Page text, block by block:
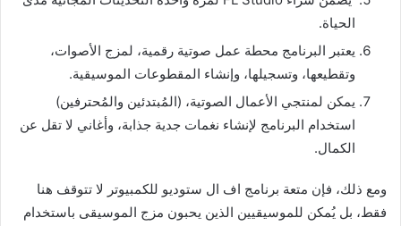
الحياة.
يعتبر البرنامج محطة عمل صوتية رقمية، لمزج الأصوات،
وتقطيعها، وتسجيلها، وإنشاء المقطوعات الموسيقية.
يمكن لمنتجي الأعمال الصوتية، (المُبتدئين والمُحترفين)
استخدام البرنامج لإنشاء نغمات جدية جذابة، وأغاني لا تقل عن
الكمال.
ومع ذلك، فإن متعة برنامج اف ال ستوديو للكمبيوتر لا تتوقف هنا
فقط، بل يُمكن للموسيقيين الذين يحبون مزج الموسيقى باستخدام